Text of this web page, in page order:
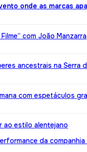
onde as marcas
com João
ancestrais na Serra
com espetáculos
ao estilo alentejano
da companhia